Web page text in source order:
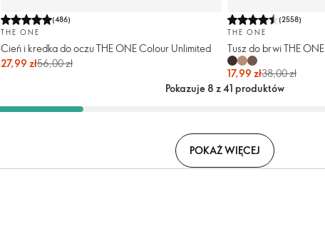
(486)
THE ONE
Cień i kredka do oczu THE ONE Colour Unlimited
27,99 zł56,00 zł
(2558)
THE ONE
Tusz do brwi THE ONE
17,99 zł38,00 zł
Pokazuje 8 z 41 produktów
POKAŻ WIĘCEJ